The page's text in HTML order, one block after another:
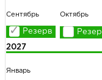
Сентябрь Октябрь
2027
Январь